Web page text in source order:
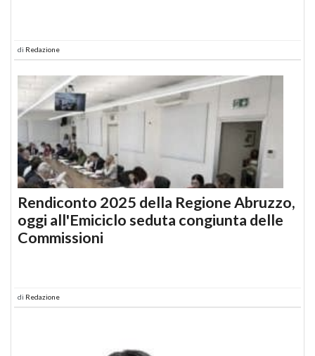
di Redazione
Rendiconto 2025 della Regione Abruzzo,
oggi all'Emiciclo seduta congiunta delle
Commissioni
di Redazione